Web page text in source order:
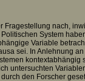
Fragestellung nach,
System
Variable
sei. In Anlehnung
untersuchten
den Forscher